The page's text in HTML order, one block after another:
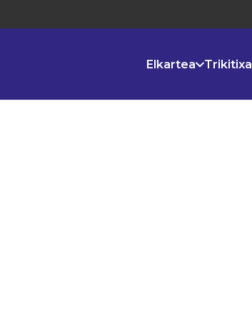
Elkartea Trikitixa